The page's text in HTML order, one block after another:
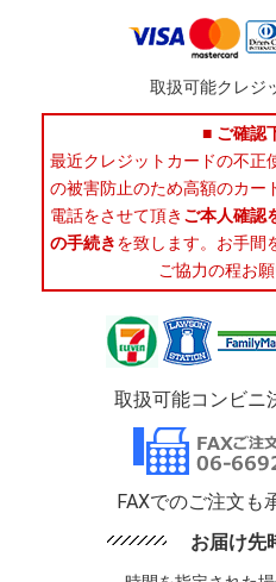
取扱可能クレジ
■ ご確認
最近クレジットカードの不正
の被害防止のため高額のカー
電話をさせて頂き ご本人確認
の手続きを致します。お手間
ご協力の程お願
取扱可能コンビニ
FAXでのご注文も
お届け先